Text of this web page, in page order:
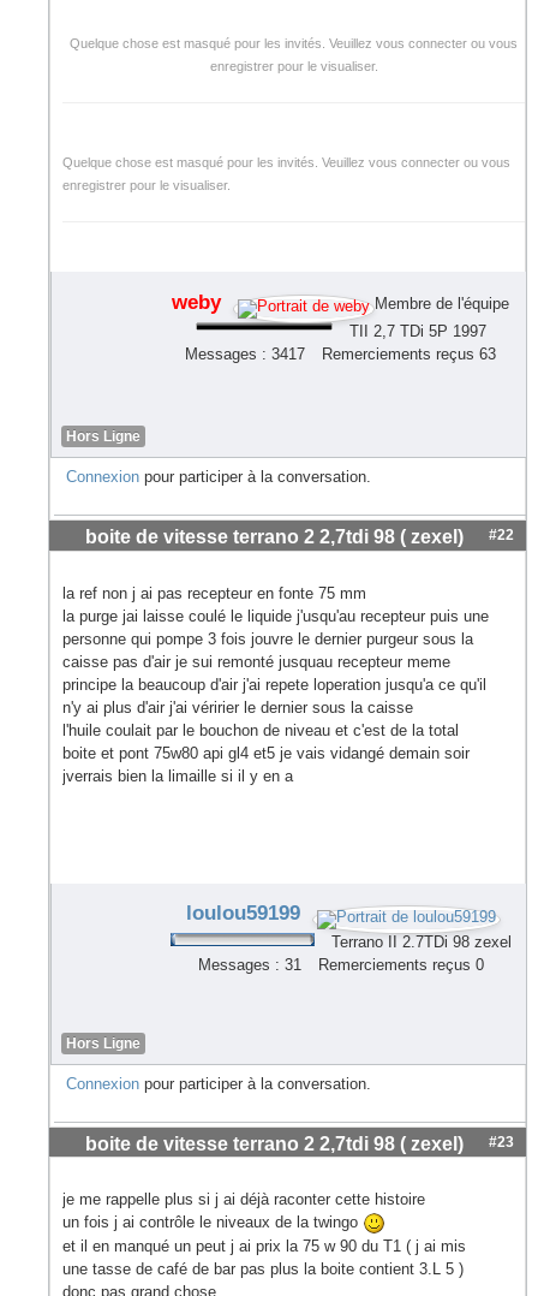
Quelque chose est masqué pour les invités. Veuillez vous connecter ou vous
enregistrer pour le visualiser.
Quelque chose est masqué pour les invités. Veuillez vous connecter ou vous
enregistrer pour le visualiser.
weby
Membre de l'équipe
TII 2,7 TDi 5P 1997
Messages : 3417
Remerciements reçus 63
Hors Ligne
Connexion pour participer à la conversation.
boite de vitesse terrano 2 2,7tdi 98 ( zexel) #22
la ref non j ai pas recepteur en fonte 75 mm
la purge jai laisse coulé le liquide j'usqu'au recepteur puis une
personne qui pompe 3 fois jouvre le dernier purgeur sous la
caisse pas d'air je sui remonté jusquau recepteur meme
principe la beaucoup d'air j'ai repete loperation jusqu'a ce qu'il
n'y ai plus d'air j'ai véririer le dernier sous la caisse
l'huile coulait par le bouchon de niveau et c'est de la total
boite et pont 75w80 api gl4 et5 je vais vidangé demain soir
jverrais bien la limaille si il y en a
loulou59199
Terrano II 2.7TDi 98 zexel
Messages : 31
Remerciements reçus 0
Hors Ligne
Connexion pour participer à la conversation.
boite de vitesse terrano 2 2,7tdi 98 ( zexel) #23
je me rappelle plus si j ai déjà raconter cette histoire
un fois j ai contrôle le niveaux de la twingo
et il en manqué un peut j ai prix la 75 w 90 du T1 ( j ai mis
une tasse de café de bar pas plus la boite contient 3.L 5 )
donc pas grand chose